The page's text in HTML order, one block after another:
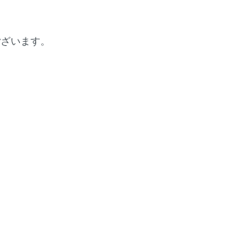
います。